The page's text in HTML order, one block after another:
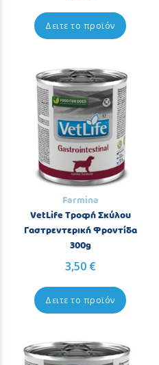
Δειτε το προϊόν
Farmina
VetLife Τροφή Σκύλου
Γαστρεντερική Φροντίδα
300g
3,50 €
Δειτε το προϊόν